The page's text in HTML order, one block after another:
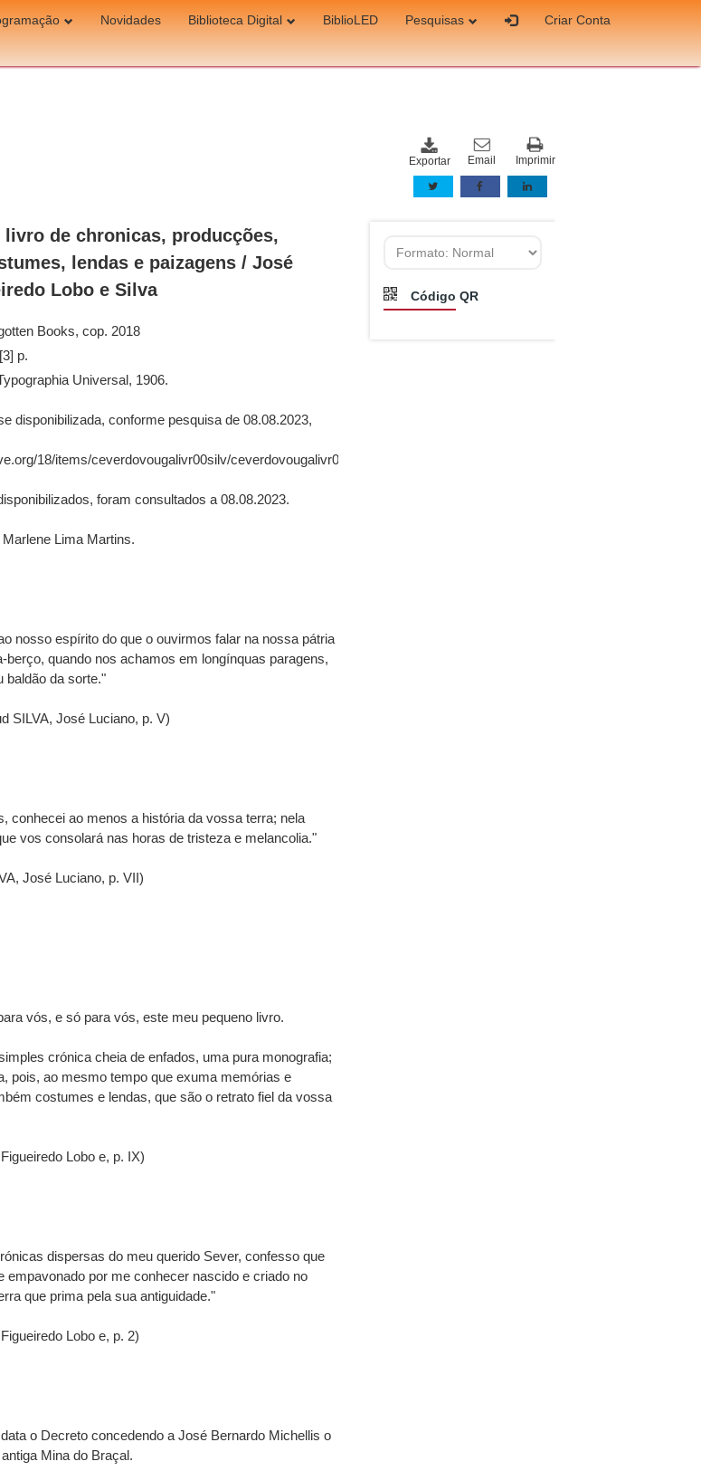
Novidades Biblioteca Digital BiblioLED Pesquisas
Criar Conta
Imprimir
Email
Exportar
livro de chronicas, producções,
lendas e paizagens / José
Lobo e Silva
Books, cop. 2018
p.
Universal, 1906.
disponibilizada, conforme pesquisa de 08.08.2023,
18/items/ceverdovougalivr00silv/ceverdovougalivr00silv.pdf
foram consultados a 08.08.2023.
Lima Martins.
nosso espírito do que o ouvirmos falar na nossa pátria
berço, quando nos achamos em longínquas paragens,
baldão da sorte."
SILVA, José Luciano, p. V)
conhecei ao menos a história da vossa terra; nela
vos consolará nas horas de tristeza e melancolia."
José Luciano, p. VII)
vós, e só para vós, este meu pequeno livro.
crónica cheia de enfados, uma pura monografia;
pois, ao mesmo tempo que exuma memórias e
costumes e lendas, que são o retrato fiel da vossa
Lobo e, p. IX)
dispersas do meu querido Sever, confesso que
empavonado por me conhecer nascido e criado no
que prima pela sua antiguidade."
Lobo e, p. 2)
o Decreto concedendo a José Bernardo Michellis o
Mina do Braçal.
Código QR